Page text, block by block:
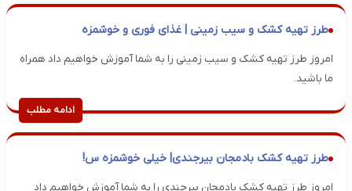
طرز تهیه کشک و سیب زمینی | غذای فوری و خوشمزه
امروز طرز تهیه کشک و سیب زمینی را به شما آموزش خواهیم داد همراه
ما باشید.
ادامه مطلب
طرز تهیه کشک بادمجان بیرجندی| خیلی خوشمزه س!
امروز طرز تهیه کشک بادمجان بیرجندی را به شما آموزش خواهیم داد